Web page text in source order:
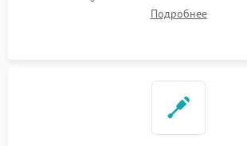
двигателей, изношенного аккумулятора,
лидара или помпы подачи воды.
Подробнее